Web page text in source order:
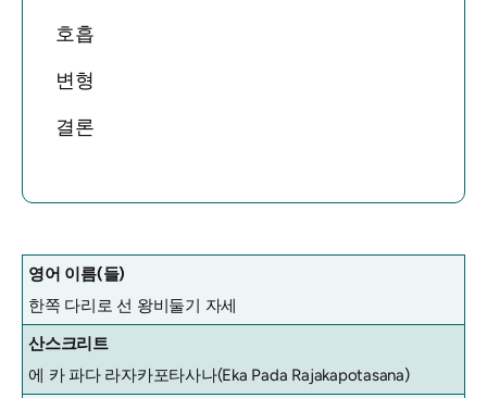
호흡
변형
결론
영어 이름(들)
한쪽 다리로 선 왕비둘기 자세
산스크리트
에 카 파다 라자카포타사나(Eka Pada Rajakapotasana)